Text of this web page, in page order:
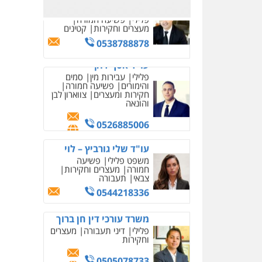
עו"ד שלי גורביץ – לוי
משפט פלילי פשיעה
חמורה מעצרים וחקירות
0544218336
משרד עורכי דין חן ברוך
מעצרים
וחקירות
0505078733
עו"ד קארין לגטיוי
פלילי פשיעה חמורה
מעצרים וחקירות
0507446995
משרד עורכי דין טאי